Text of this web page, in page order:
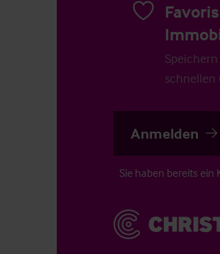
schnellen
Anmelden
Sie haben bereits ein